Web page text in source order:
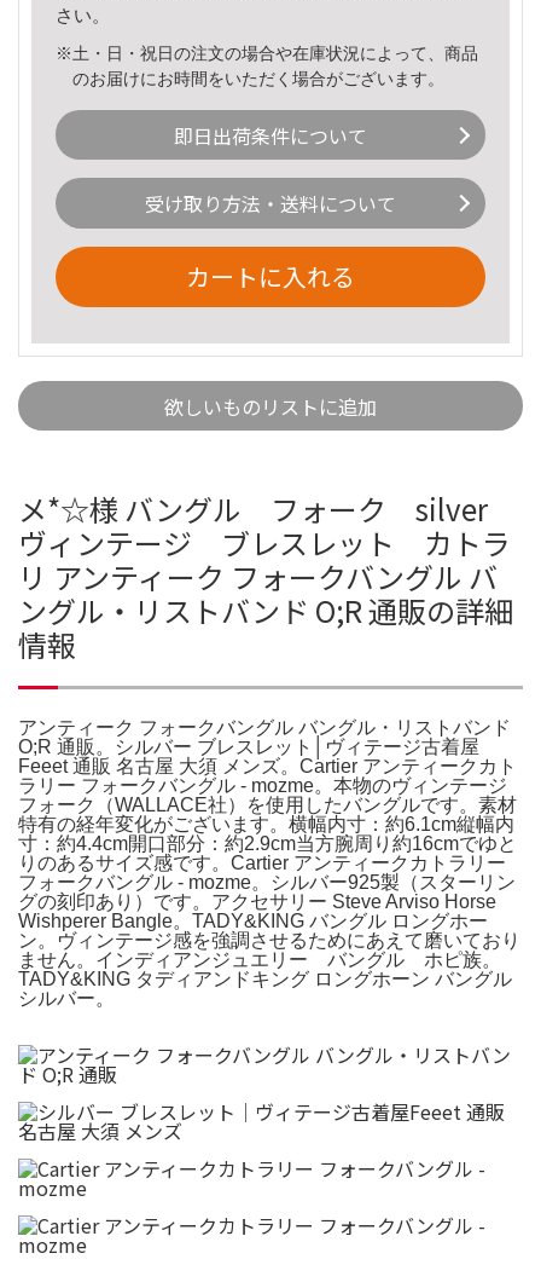
さい。
※土・日・祝日の注文の場合や在庫状況によって、商品
のお届けにお時間をいただく場合がございます。
即日出荷条件について
受け取り方法・送料について
カートに入れる
欲しいものリストに追加
メ*☆様 バングル フォーク silver
ヴィンテージ ブレスレット カトラ
リ アンティーク フォークバングル バ
ングル・リストバンド O;R 通販の詳細
情報
アンティーク フォークバングル バングル・リストバンド
O;R 通販。シルバー ブレスレット│ヴィテージ古着屋
Feeet 通販 名古屋 大須 メンズ。Cartier アンティークカト
ラリー フォークバングル - mozme。本物のヴィンテージ
フォーク（WALLACE社）を使用したバングルです。素材
特有の経年変化がございます。横幅内寸：約6.1cm縦幅内
寸：約4.4cm開口部分：約2.9cm当方腕周り約16cmでゆと
りのあるサイズ感です。Cartier アンティークカトラリー
フォークバングル - mozme。シルバー925製（スターリン
グの刻印あり）です。アクセサリー Steve Arviso Horse
Wishperer Bangle。TADY&KING バングル ロングホー
ン。ヴィンテージ感を強調させるためにあえて磨いており
ません。インディアンジュエリー バングル ホピ族。
TADY&KING タディアンドキング ロングホーン バングル
シルバー。